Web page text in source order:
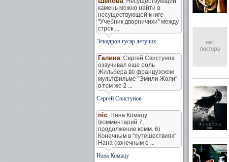
камень можно найти в
несуществующей книге
"Учебник дворничихи" между
строк ...
Эскадрон гусар летучих
Галина: Сергей Свистунов
озвучивал еще роль
Жильбера во французском
мультфильме "Эмили Жоли"
в том же 2 ...
Сергей Свистунов
nic: Нана Комацу
(комментарий 7,
продолжение комм. 6)
Конечным в "путешествиях"
Нана (конечным е ...
Нана Комацу